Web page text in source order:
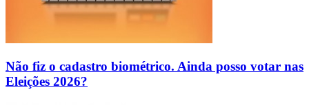
Não fiz o cadastro biométrico. Ainda posso votar nas
Eleições 2026?